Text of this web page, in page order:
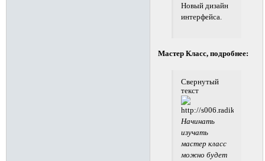
Новый дизайн
интерфейса.
Мастер Класс, подробнее:
Свернутый
текст
Начинать
изучать
мастер класс
можно будет